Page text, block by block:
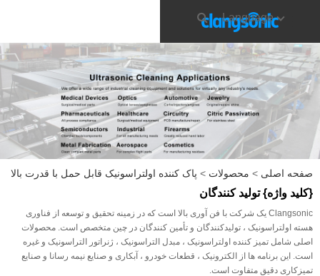
Language
صفحه اصلی > محصولات > پاک کننده اولتراسونیک قابل حمل با قدرت بالا
{کلید واژه} تولید کنندگان
Clangsonic یک شرکت با فن آوری بالا است که در زمینه تحقیق و توسعه از فناوری
هسته اولتراسونیک ، تولیدکنندگان و تأمین کنندگان در چین متخصص است. محصولات
اصلی شامل تمیز کننده اولتراسونیک ، مبدل التراسونیک ، ژنراتور التراسونیک و غیره
است. این برنامه ها از الکترونیک ، قطعات خودرو ، آبکاری و صنایع نیمه رسانا و صنایع
تمیزکاری دقیق متفاوت است.